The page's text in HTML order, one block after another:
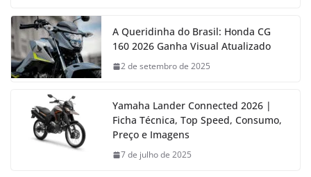
A Queridinha do Brasil: Honda CG
160 2026 Ganha Visual Atualizado
2 de setembro de 2025
Yamaha Lander Connected 2026 |
Ficha Técnica, Top Speed, Consumo,
Preço e Imagens
7 de julho de 2025